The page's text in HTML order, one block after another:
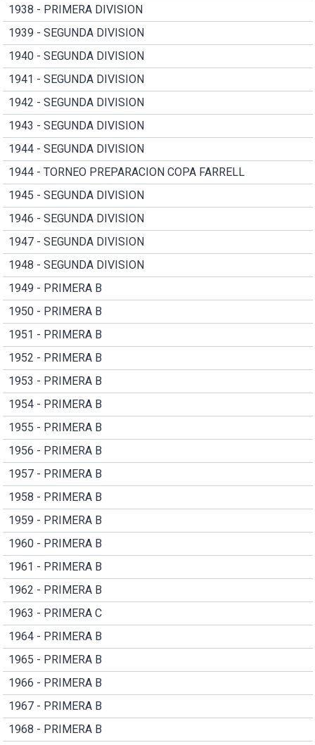
1938 - PRIMERA DIVISION
1939 - SEGUNDA DIVISION
1940 - SEGUNDA DIVISION
1941 - SEGUNDA DIVISION
1942 - SEGUNDA DIVISION
1943 - SEGUNDA DIVISION
1944 - SEGUNDA DIVISION
1944 - TORNEO PREPARACION COPA FARRELL
1945 - SEGUNDA DIVISION
1946 - SEGUNDA DIVISION
1947 - SEGUNDA DIVISION
1948 - SEGUNDA DIVISION
1949 - PRIMERA B
1950 - PRIMERA B
1951 - PRIMERA B
1952 - PRIMERA B
1953 - PRIMERA B
1954 - PRIMERA B
1955 - PRIMERA B
1956 - PRIMERA B
1957 - PRIMERA B
1958 - PRIMERA B
1959 - PRIMERA B
1960 - PRIMERA B
1961 - PRIMERA B
1962 - PRIMERA B
1963 - PRIMERA C
1964 - PRIMERA B
1965 - PRIMERA B
1966 - PRIMERA B
1967 - PRIMERA B
1968 - PRIMERA B